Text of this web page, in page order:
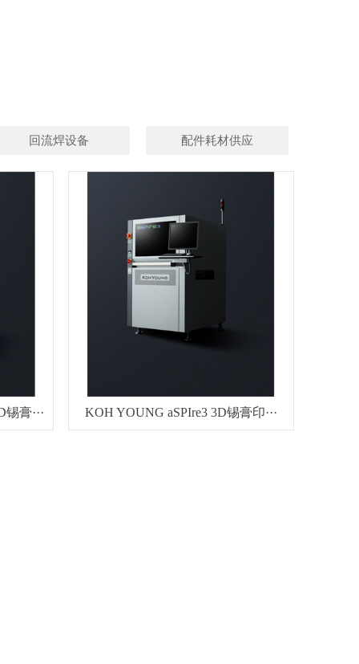
回流焊设备 配件耗材供应
膏··· KOH YOUNG aSPIre3 3D锡膏印···